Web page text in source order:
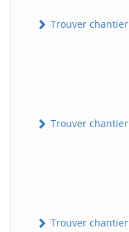
Trouver
Trouver
Trouver